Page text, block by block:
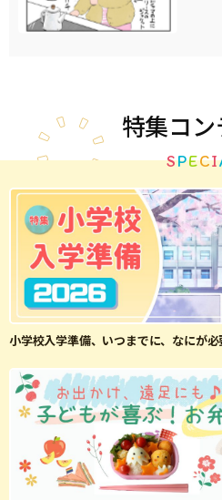
特集コ
SPECI
小学校入学準備、いつまでに、なにが